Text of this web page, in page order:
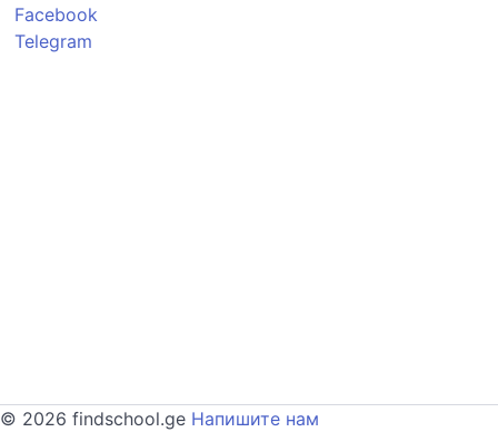
Facebook
Telegram
© 2026 findschool.ge Напишите нам